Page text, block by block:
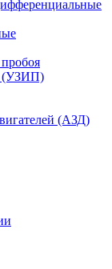
(УЗИП)
(АЗД)